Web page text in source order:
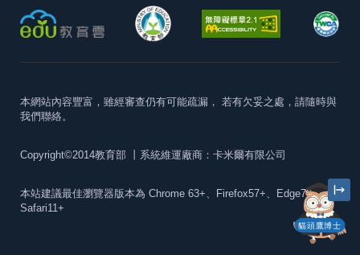
貓頭鷹博士
本網站內容豐富，雖經審查仍有可能疏漏， 若有欠妥之處，請隨時與
我們聯絡。
Copyright©2014教育部 丨系統維運廠商：卡米爾有限公司
本站建議最佳瀏覽器版本為 Chrome 63+、Firefox57+、Edge79+及
Safari11+